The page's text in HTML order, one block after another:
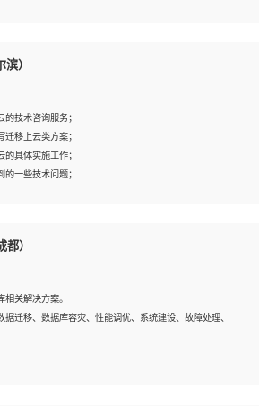
，pytorch等常规深度学习框架，快速根据客户需求实现
语言，如：Python，Java；
现；
系统的项目实践，熟悉问答系统全流程开发者优先；
）
技术咨询服务；
移上云类方案；
具体实施工作；
一些技术问题；
上工作经验，计算机等相关专业；
储、网络、 IO 等相关原理；
，具备P2V、V2V迁移能力；
拟化、云计算及云存储技术；
务器、中间件部署架构和运维方法；
）
关解决方案。
据迁移、数据库容灾、性能调优、系统建设、故障处理、